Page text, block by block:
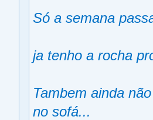
Só a semana
ja tenho a rocha
Tambem ainda
no sofá...